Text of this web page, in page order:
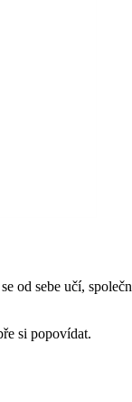
od sebe učí,
si popovídat.